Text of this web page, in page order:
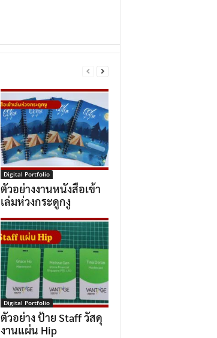
Digital Portfolio
ตัวอย่างงานหนังสือเข้า
เล่มห่วงกระดูกงู
Digital Portfolio
ตัวอย่าง ป้าย Staff วัสดุ
งานแผ่น Hip